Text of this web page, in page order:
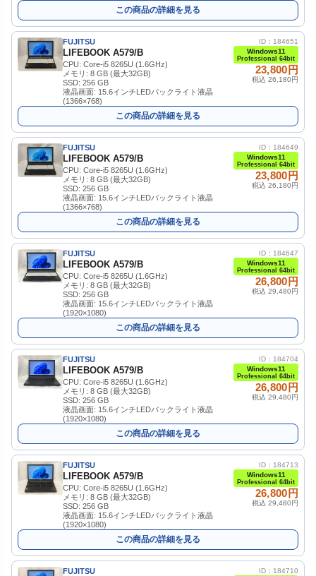
この商品の詳細を見る
FUJITSU
LIFEBOOK A579/B
CPU: Core-i5 8265U (1.6GHz)
メモリ: 8 GB (最大32GB)
SSD: 256 GB
液晶画面: 15.6インチLEDバックライト液晶
(1366×768)
ID：184651
Windows11
Professional 64bit
23,800円
税込 26,180円
この商品の詳細を見る
FUJITSU
LIFEBOOK A579/B
CPU: Core-i5 8265U (1.6GHz)
メモリ: 8 GB (最大32GB)
SSD: 256 GB
液晶画面: 15.6インチLEDバックライト液晶
(1366×768)
ID：184649
Windows11
Professional 64bit
23,800円
税込 26,180円
この商品の詳細を見る
FUJITSU
LIFEBOOK A579/B
CPU: Core-i5 8265U (1.6GHz)
メモリ: 8 GB (最大32GB)
SSD: 256 GB
液晶画面: 15.6インチLEDバックライト液晶
(1920×1080)
ID：184647
Windows11
Professional 64bit
26,800円
税込 29,480円
この商品の詳細を見る
FUJITSU
LIFEBOOK A579/B
CPU: Core-i5 8265U (1.6GHz)
メモリ: 8 GB (最大32GB)
SSD: 256 GB
液晶画面: 15.6インチLEDバックライト液晶
(1920×1080)
ID：184704
Windows11
Professional 64bit
26,800円
税込 29,480円
この商品の詳細を見る
FUJITSU
LIFEBOOK A579/B
CPU: Core-i5 8265U (1.6GHz)
メモリ: 8 GB (最大32GB)
SSD: 256 GB
液晶画面: 15.6インチLEDバックライト液晶
(1920×1080)
ID：184713
Windows11
Professional 64bit
26,800円
税込 29,480円
この商品の詳細を見る
FUJITSU
ID：184710